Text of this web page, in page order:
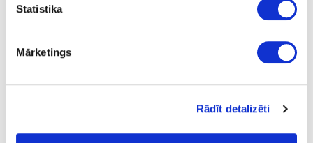
Statistika
Mārketings
Rādīt detalizēti